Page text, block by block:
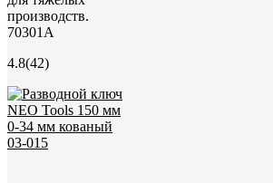
производств.
70301A
4.8(42)